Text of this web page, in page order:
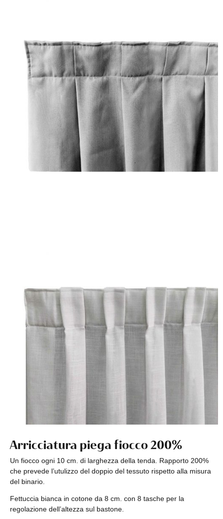
Arricciatura piega fiocco 200%
Un fiocco ogni 10 cm. di larghezza della tenda. Rapporto 200%
che prevede l’utulizzo del doppio del tessuto rispetto alla misura
del binario.
Fettuccia bianca in cotone da 8 cm. con 8 tasche per la
regolazione dell’altezza sul bastone.